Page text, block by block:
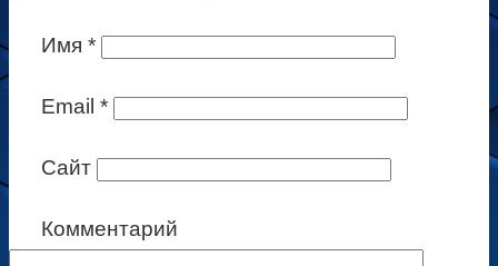
Имя *
Email *
Сайт
Комментарий